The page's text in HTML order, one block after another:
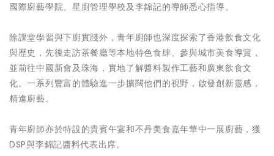
國際廚藝學院、星廚管理學校及李錦記的導師悉心指導。
除課堂學習與下廚實踐外，青年廚師也深度探索了香港飲食文化
與歷史，先後走訪茶餐廳等本地特色食肆、參與城市美食導賞，
並前往中國新會及珠海，實地了解醬料製作工藝和廣東飲食文
化。一系列豐富的體驗進一步擴闊他們的視野，啟發創新靈感，
精進廚藝。
青年廚師亦於特設的貴賓午宴和不丹美食嘉年華中一展廚藝，獲
DSP與李錦記醬料代表出席。